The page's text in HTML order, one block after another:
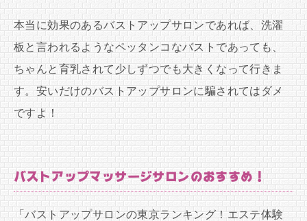
本当に効果のあるバストアップサロンであれば、洗濯
板と言われるようなペッタンコなバストであっても、
ちゃんと育乳されて少しずつでも大きくなって行きま
す。安いだけのバストアップサロンに騙されてはダメ
ですよ！
バストアップマッサージサロンのおすすめ！
「バストアップサロンの東京ランキング！エステ体験